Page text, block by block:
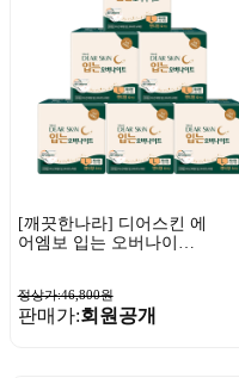
[깨끗한나라] 디어스킨 에
어엠보 입는 오버나이트
정상가:46,800원
판매가:회원공개